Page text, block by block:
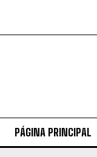
PÁGINA PRINCIPAL